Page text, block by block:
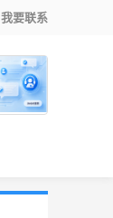
我要联系